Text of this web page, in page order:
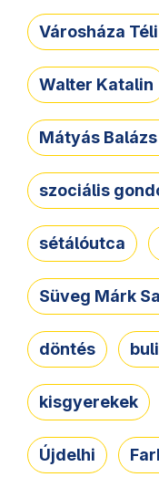
Városháza
Walter Katalin
Mátyás
szociális
sétálóutca
Süveg Márk
döntés
kisgyerekek
Újdelhi